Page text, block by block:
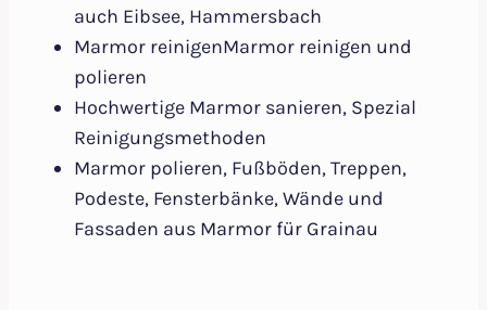
auch Eibsee, Hammersbach
Marmor reinigenMarmor reinigen und
polieren
Hochwertige Marmor sanieren, Spezial
Reinigungsmethoden
Marmor polieren, Fußböden, Treppen,
Podeste, Fensterbänke, Wände und
Fassaden aus Marmor für Grainau